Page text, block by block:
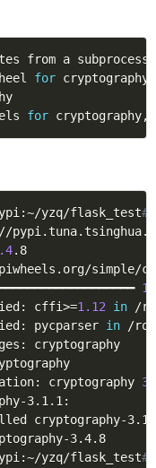
from a
for cryptography
for cryptography,
yzq/flask_test#
.8
simple/
cffi>=1.12 in /
pycparser in /
cryptography
cryptography
3.1.1:
cryptography-
yzq/flask_test#